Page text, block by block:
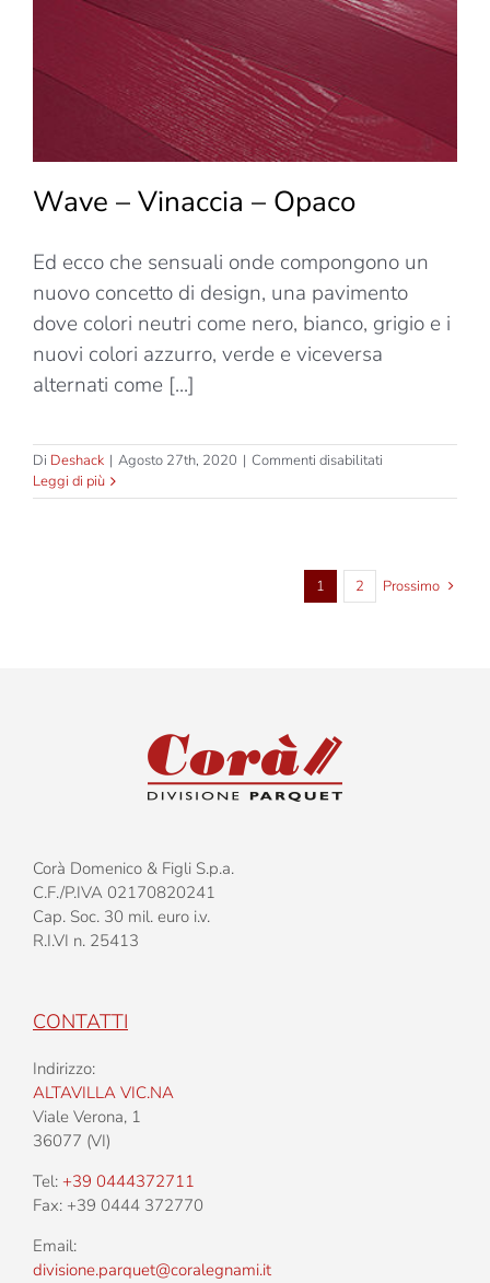
Wave – Vinaccia – Opaco
Ed ecco che sensuali onde compongono un
nuovo concetto di design, una pavimento
dove colori neutri come nero, bianco, grigio e i
nuovi colori azzurro, verde e viceversa
alternati come [...]
Di Deshack | Agosto 27th, 2020 | Commenti disabilitati
–
Leggi di più
1 2 Prossimo
Corà Domenico & Figli S.p.a.
C.F./P.IVA 02170820241
Cap. Soc. 30 mil. euro i.v.
R.I.VI n. 25413
CONTATTI
Indirizzo:
ALTAVILLA VIC.NA
Viale Verona, 1
36077 (VI)
Tel: +39 0444372711
Fax: +39 0444 372770
Email:
divisione.parquet@coralegnami.it